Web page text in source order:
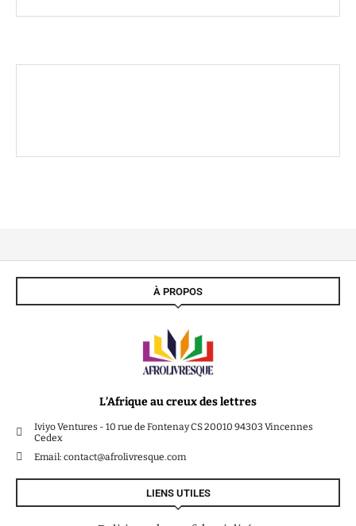
À PROPOS
L’Afrique au creux des lettres
Iviyo Ventures - 10 rue de Fontenay CS 20010 94303 Vincennes
Cedex
Email: contact@afrolivresque.com
LIENS UTILES